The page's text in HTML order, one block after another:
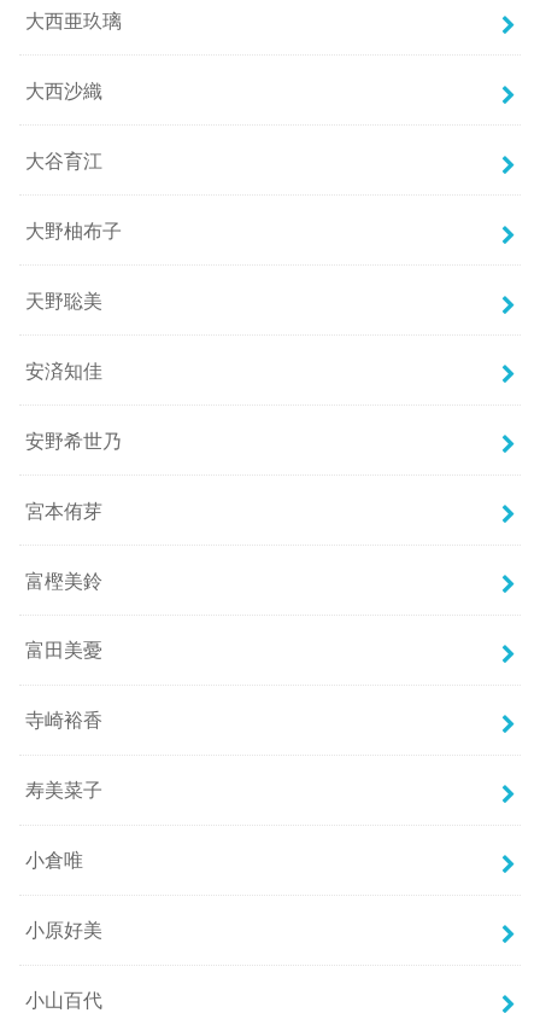
大西亜玖璃
大西沙織
大谷育江
大野柚布子
天野聡美
安済知佳
安野希世乃
宮本侑芽
富樫美鈴
富田美憂
寺崎裕香
寿美菜子
小倉唯
小原好美
小山百代